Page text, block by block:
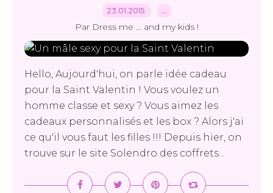
23.01.2015 …
Par Dress me ... and my kids !
Hello, Aujourd'hui, on parle idée cadeau
pour la Saint Valentin ! Vous voulez un
homme classe et sexy ? Vous aimez les
cadeaux personnalisés et les box ? Alors j'ai
ce qu'il vous faut les filles !!! Depuis hier, on
trouve sur le site Solendro des coffrets...